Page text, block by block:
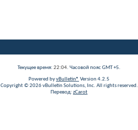
Текущее время: 22:04. Часовой пояс GMT +5.
Powered byvBulletin® Version 4.2.5
Copyright © 2026 vBulletin Solutions, Inc. All rights reserved.
Перевод: zCarot